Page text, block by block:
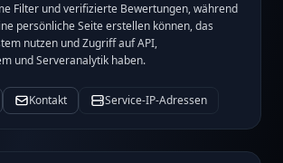
Filter und verifizierte Bewertungen, während
persönliche Seite erstellen können, das
nutzen und Zugriff auf API,
und Serveranalytik haben.
Kontakt Service-IP-Adressen